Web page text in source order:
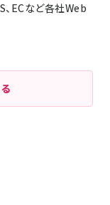
、ECなど各社Web